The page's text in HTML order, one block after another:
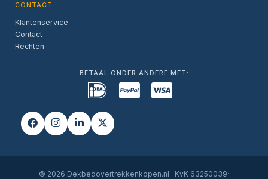
CONTACT
Klantenservice
Contact
Rechten
BETAAL ONDER ANDERE MET:
© 2026 Dekbedovertrekkenkopen.nl · KvK 63250039·